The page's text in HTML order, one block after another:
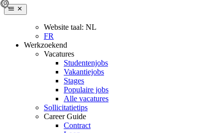
Website taal: NL
FR
Werkzoekend
Vacatures
Studentenjobs
Vakantiejobs
Stages
Populaire jobs
Alle vacatures
Sollicitatietips
Career Guide
Contract